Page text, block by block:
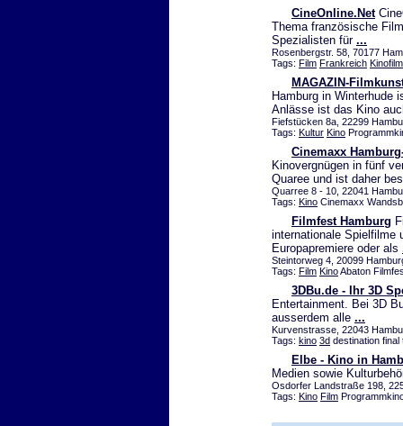
CineOnline.Net
Thema französische
Spezialisten für ...
Rosenbergstr. 58, 70177
Tags: Film Frankreich Kinofilm
MAGAZIN-
Hamburg in Winterhude
Anlässe ist das Kino
Fiefstücken 8a, 22299
Tags: Kultur Kino
Cinemaxx
Kinovergnügen in fünf
Quaree und ist daher
Quarree 8 - 10, 22041
Tags: Kino Cinemaxx
Filmfest Hamburg
internationale Spielfilme
Europapremiere oder als
Steintorweg 4, 20099
Tags: Film KinoAbaton
3DBu.de - Ihr 3D
Entertainment. Bei 3D
ausserdem alle ...
Kurvenstrasse, 22043
Tags: kino 3d destination final
Elbe - Kino in
Medien sowie
Osdorfer Landstraße 198,
Tags: Kino Film